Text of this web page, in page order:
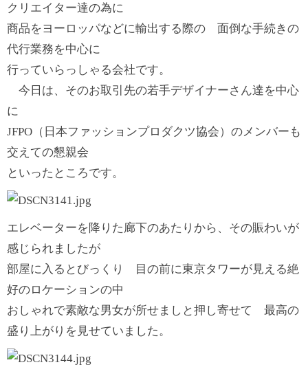
クリエイター達の為に
商品をヨーロッパなどに輸出する際の 面倒な手続きの
代行業務を中心に
行っていらっしゃる会社です。
今日は、そのお取引先の若手デザイナーさん達を中心
に
JFPO（日本ファッションプロダクツ協会）のメンバーも
交えての懇親会
といったところです。
エレベーターを降りた廊下のあたりから、その賑わいが
感じられましたが
部屋に入るとびっくり 目の前に東京タワーが見える絶
好のロケーションの中
おしゃれで素敵な男女が所せましと押し寄せて 最高の
盛り上がりを見せていました。